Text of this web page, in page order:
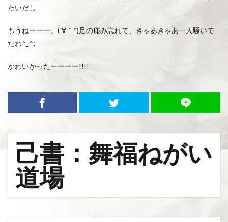
たいだし
もうねーーー。(´∀｀*)足の痛み忘れて、きゃあきゃあ一人騒いで
たわ^_^;
かわいかったーーーー!!!!
己書：舞福ねがい
道場